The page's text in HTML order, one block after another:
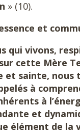
» (10).
et
qui vivons,
cette Mère
et sainte, nous
à
à
et
élément de la